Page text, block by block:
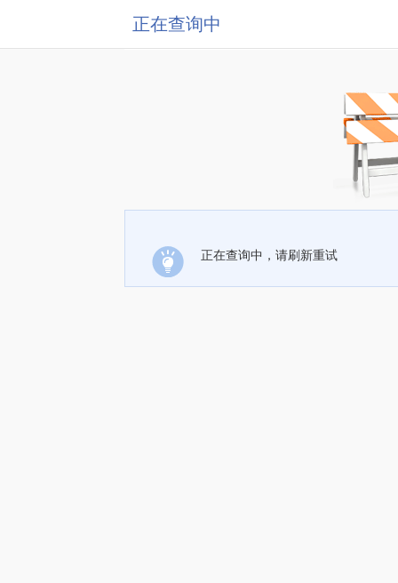
正在查询中
正在查询中，请刷新重试